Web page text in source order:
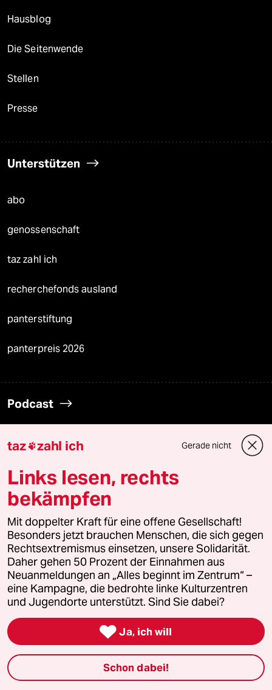
Hausblog
Die Seitenwende
Stellen
Presse
Unterstützen
abo
genossenschaft
taz zahl ich
recherchefonds ausland
panterstiftung
panterpreis 2026
Podcast
bundestalk
fernverbindung
klima update°
Mauerecho
Freie Rede
reingehen
Newsletter
team zukunft
taz zahl ich Gerade nicht
Links lesen, rechts
bekämpfen
Mit doppelter Kraft für eine offene Gesellschaft!
Besonders jetzt brauchen Menschen, die sich gegen
Rechtsextremismus einsetzen, unsere Solidarität.
Daher gehen 50 Prozent der Einnahmen aus
Neuanmeldungen an „Alles beginnt im Zentrum“ –
eine Kampagne, die bedrohte linke Kulturzentren
und Jugendorte unterstützt. Sind Sie dabei?
 Ja, ich will
Schon dabei!